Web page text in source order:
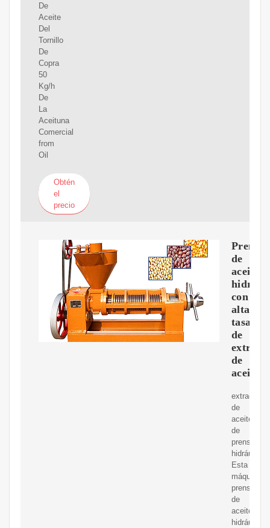
De
Aceite
Del
Tornillo
De
Copra
50
Kg/h
De
La
Aceituna
Comercial
from
Oil
Obtén
el
precio
Prensa
de
aceite
con
alta
tasa
de
de
aceite
extracción
de
aceite
de
prensa
hidráulica.
Esta
máquina
prensadora
de
aceite
hidráulica